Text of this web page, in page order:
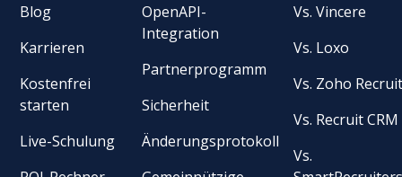
Blog
Karrieren
Kostenfrei
starten
Live-Schulung
OpenAPI-
Integration
Partnerprogramm
Sicherheit
Änderungsprotokoll
Vs. Vincere
Vs. Loxo
Vs. Zoho
Vs. Recruit CRM
Vs.